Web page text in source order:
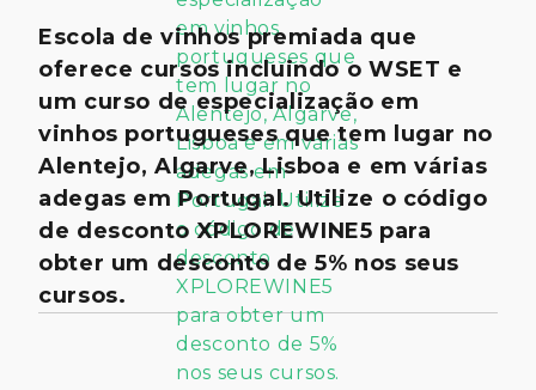
Escola de vinhos premiada que
oferece cursos incluindo o WSET e
um curso de especialização em
vinhos portugueses que tem lugar no
Alentejo, Algarve, Lisboa e em várias
adegas em Portugal. Utilize o código
de desconto XPLOREWINE5 para
obter um desconto de 5% nos seus
cursos.